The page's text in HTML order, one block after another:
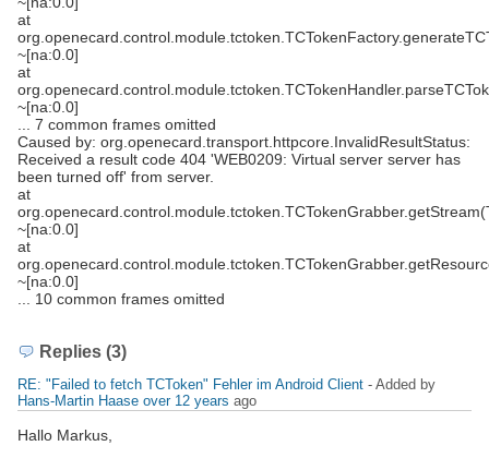
at
~[na:0.0]
at
~[na:0.0]
... 7 common frames omitted
Caused by: org.openecard.transport.httpcore.InvalidResultStatus:
Received a result code 404 'WEB0209: Virtual server server has
been turned off' from server.
at
~[na:0.0]
at
~[na:0.0]
... 10 common frames omitted
Replies (3)
RE: "Failed to fetch TCToken" Fehler im Android Client - Added by
Hans-Martin Haase over 12 years ago
Hallo Markus,